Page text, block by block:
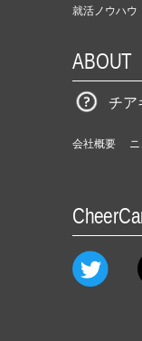
就活ノウハウ
ABOUT
チア
会社概要